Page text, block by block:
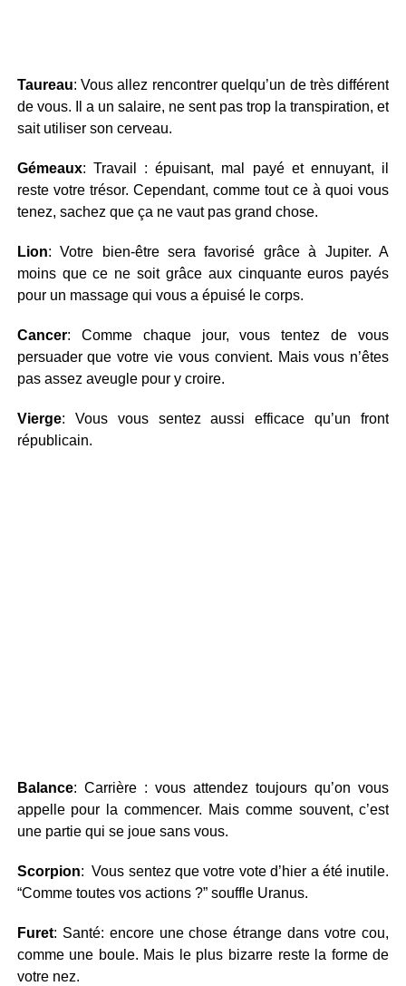
Taureau: Vous allez rencontrer quelqu’un de très différent
de vous. Il a un salaire, ne sent pas trop la transpiration, et
sait utiliser son cerveau.
Gémeaux: Travail : épuisant, mal payé et ennuyant, il
reste votre trésor. Cependant, comme tout ce à quoi vous
tenez, sachez que ça ne vaut pas grand chose.
Lion: Votre bien-être sera favorisé grâce à Jupiter. A
moins que ce ne soit grâce aux cinquante euros payés
pour un massage qui vous a épuisé le corps.
Cancer: Comme chaque jour, vous tentez de vous
persuader que votre vie vous convient. Mais vous n’êtes
pas assez aveugle pour y croire.
Vierge: Vous vous sentez aussi efficace qu’un front
républicain.
Balance: Carrière : vous attendez toujours qu’on vous
appelle pour la commencer. Mais comme souvent, c’est
une partie qui se joue sans vous.
Scorpion: Vous sentez que votre vote d’hier a été inutile.
“Comme toutes vos actions ?” souffle Uranus.
Furet: Santé: encore une chose étrange dans votre cou,
comme une boule. Mais le plus bizarre reste la forme de
votre nez.